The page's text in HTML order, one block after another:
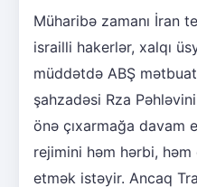
Müharibə zamanı İran
israilli hakerlər, xalqı
müddətdə ABŞ
şahzadəsi Rza
önə çıxarmağa davam
rejimini həm hərbi,
etmək istəyir. Ancaq